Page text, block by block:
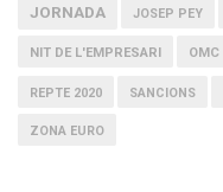
JORNADA JOSEP PEY
NIT DE L'EMPRESARI OMC
REPTE 2020 SANCIONS
ZONA EURO